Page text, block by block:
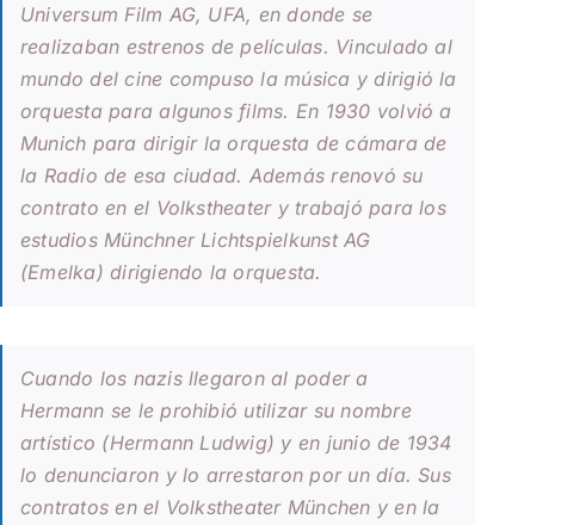
Universum Film AG, UFA, en donde se
realizaban estrenos de películas. Vinculado al
mundo del cine compuso la música y dirigió la
orquesta para algunos films. En 1930 volvió a
Munich para dirigir la orquesta de cámara de
la Radio de esa ciudad. Además renovó su
contrato en el Volkstheatery trabajó para los
estudios Münchner Lichtspielkunst AG
(Emelka) dirigiendo la orquesta.
Cuando los nazis llegaron al poder a
Hermann se le prohibió utilizar su nombre
artístico (Hermann Ludwig) y en junio de 1934
lo denunciaron y lo arrestaron por un día. Sus
contratos en el Volkstheater München y en la